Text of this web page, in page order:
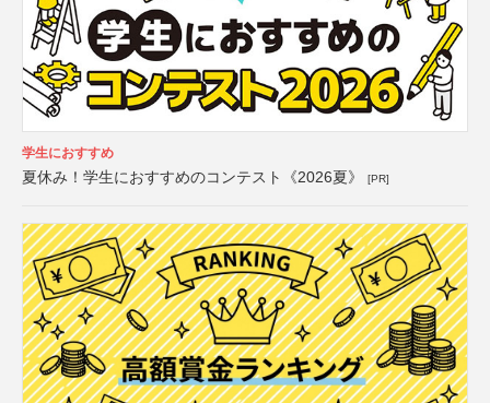
学生におすすめ
夏休み！学生におすすめのコンテスト《2026夏》 [PR]